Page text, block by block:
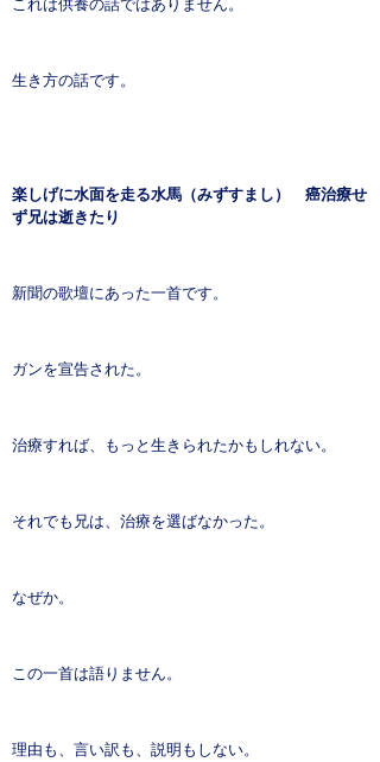
これは供養の話ではありません。
生き方の話です。
楽しげに水面を走る水馬（みずすまし） 癌治療せ
ず兄は逝きたり
新聞の歌壇にあった一首です。
ガンを宣告された。
治療すれば、もっと生きられたかもしれない。
それでも兄は、治療を選ばなかった。
なぜか。
この一首は語りません。
理由も、言い訳も、説明もしない。